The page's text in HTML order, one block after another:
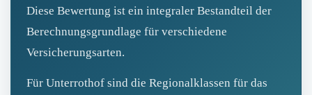
Diese Bewertung ist ein integraler Bestandteil der
Berechnungsgrundlage für verschiedene
Versicherungsarten.
Für Unterrothof sind die Regionalklassen für das